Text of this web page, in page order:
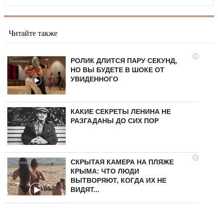
Читайте также
i
РОЛИК ДЛИТСЯ ПАРУ СЕКУНД,
НО ВЫ БУДЕТЕ В ШОКЕ ОТ
УВИДЕННОГО
КАКИЕ СЕКРЕТЫ ЛЕНИНА НЕ
РАЗГАДАНЫ ДО СИХ ПОР
i
СКРЫТАЯ КАМЕРА НА ПЛЯЖЕ
КРЫМА: ЧТО ЛЮДИ
ВЫТВОРЯЮТ, КОГДА ИХ НЕ
ВИДЯТ...